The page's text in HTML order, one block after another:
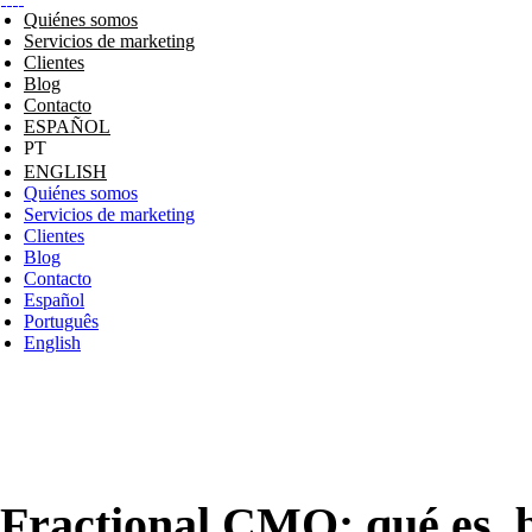
Quiénes somos
Servicios de marketing
Clientes
Blog
Contacto
ESPAÑOL
ENGLISH
Quiénes somos
Servicios de marketing
Clientes
Blog
Contacto
Español
Português
English